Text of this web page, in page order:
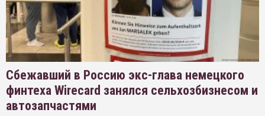
Сбежавший в Россию экс-глава немецкого
финтеха Wirecard занялся сельхозбизнесом и
автозапчастями